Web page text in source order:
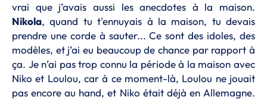
vrai que j’avais aussi les anecdotes à la maison.
Nikola, quand tu t'ennuyais à la maison, tu devais
prendre une corde à sauter... Ce sont des idoles, des
modèles, et j’ai eu beaucoup de chance par rapport à
ça. Je n’ai pas trop connu la période à la maison avec
Niko et Loulou, car à ce moment-là, Loulou ne jouait
pas encore au hand, et Niko était déjà en Allemagne.